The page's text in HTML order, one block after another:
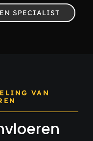
SPECIALIST
VAN